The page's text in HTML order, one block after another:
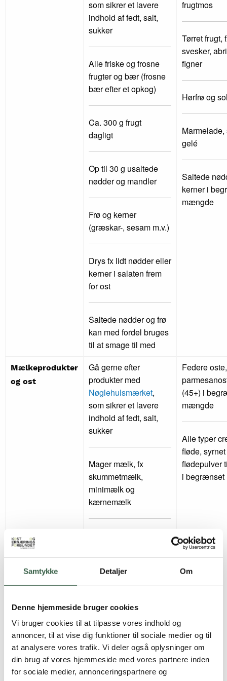
Samtykke Detaljer Om
Denne hjemmeside bruger cookies
Vi bruger cookies til at tilpasse vores indhold og
annoncer, til at vise dig funktioner til sociale medier og til
at analysere vores trafik. Vi deler også oplysninger om
din brug af vores hjemmeside med vores partnere inden
for sociale medier, annonceringspartnere og
som sikrer et lavere
indhold af fedt, salt,
sukker
Alle friske og frosne
frugter og bær (frosne
bær efter et opkog)
Ca. 300 g frugt
dagligt
Op til 30 g usaltede
nødder og mandler
Frø og kerner
(græskar-, sesam m.v.)
Drys fx lidt nødder eller
kerner i salaten frem
for ost
Saltede nødder og frø
kan med fordel bruges
til at smage til med
frugtmos
Tørret frugt,
svesker,
figner
Hørfrø og
gelé
Saltede
kerner i
mængde
Mælkeprodukter
og ost
Gå gerne efter
produkter med
Nøglehulsmærket,
som sikrer et lavere
indhold af fedt, salt,
sukker
Mager mælk, fx
skummetmælk,
minimælk og
kærnemælk
(maks. 1,5 g fedt pr
100 g) og med
begrænset tilsat
Gerne mælkeprodukter
med et højt indhold af
protein, fx ymer
naturel, kvark naturel,
Federe
(45+) i
mængde
Alle typer
fløde,
flødepulver
i